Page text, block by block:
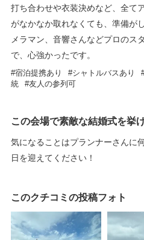
打ち合わせや衣装決めなど、全て
がなかなか取れなくても、準備が
メラマン、音響さんなどプロのス
で、心強かったです。
宿泊提携あり シャトルバスあり
統
友人の参列可
この会場で素敵な結婚式を挙
気になることはプランナーさんに
日を迎えてください！
このクチコミの投稿フォト